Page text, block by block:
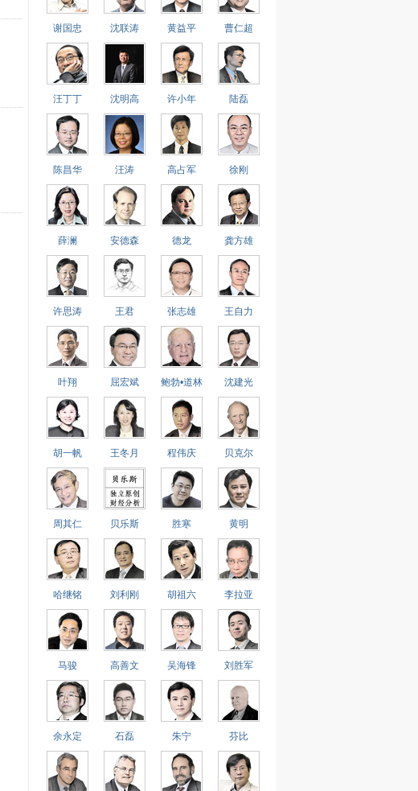
谢国忠 沈联涛 黄益平 曹仁超
汪丁丁 沈明高 许小年 陆磊
陈昌华 汪涛 高占军 徐刚
薛澜 安德森 德龙 龚方雄
许思涛 王君 张志雄 王自力
叶翔 屈宏斌 鲍勃•道林 沈建光
胡一帆 王冬月 程伟庆 贝克尔
周其仁 贝乐斯 胜寒 黄明
哈继铭 刘利刚 胡祖六 李拉亚
马骏 高善文 吴海锋 刘胜军
余永定 石磊 朱宁 芬比